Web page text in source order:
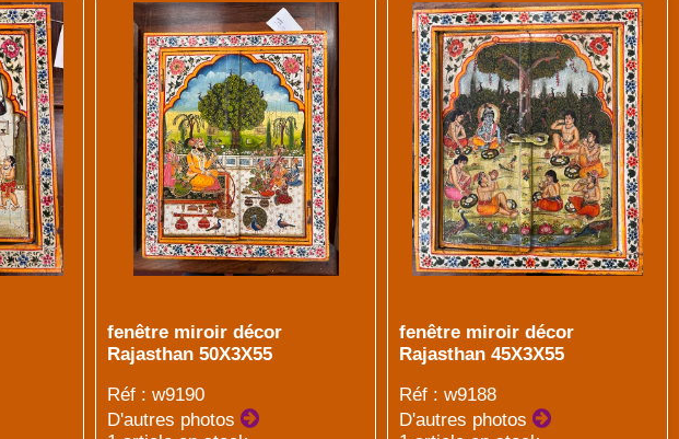
fenêtre miroir décor
Rajasthan 50X3X55
Réf : w9190
D'autres photos
fenêtre miroir décor
Rajasthan 45X3X55
Réf : w9188
D'autres photos